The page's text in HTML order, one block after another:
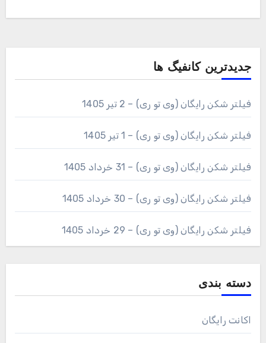
جدیدترین کانفیگ ها
فیلتر شکن رایگان (وی تو ری) – 2 تیر 1405
فیلتر شکن رایگان (وی تو ری) – 1 تیر 1405
فیلتر شکن رایگان (وی تو ری) – 31 خرداد 1405
فیلتر شکن رایگان (وی تو ری) – 30 خرداد 1405
فیلتر شکن رایگان (وی تو ری) – 29 خرداد 1405
دسته بندی
اکانت رایگان